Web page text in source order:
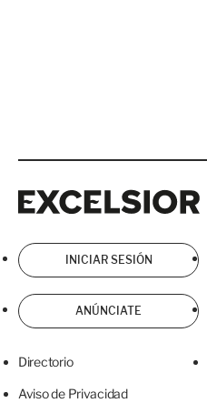
INICIAR SESIÓN
ANÚNCIATE
Directorio
Aviso de Privacidad